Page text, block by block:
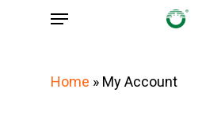
Menu
Home » My Account